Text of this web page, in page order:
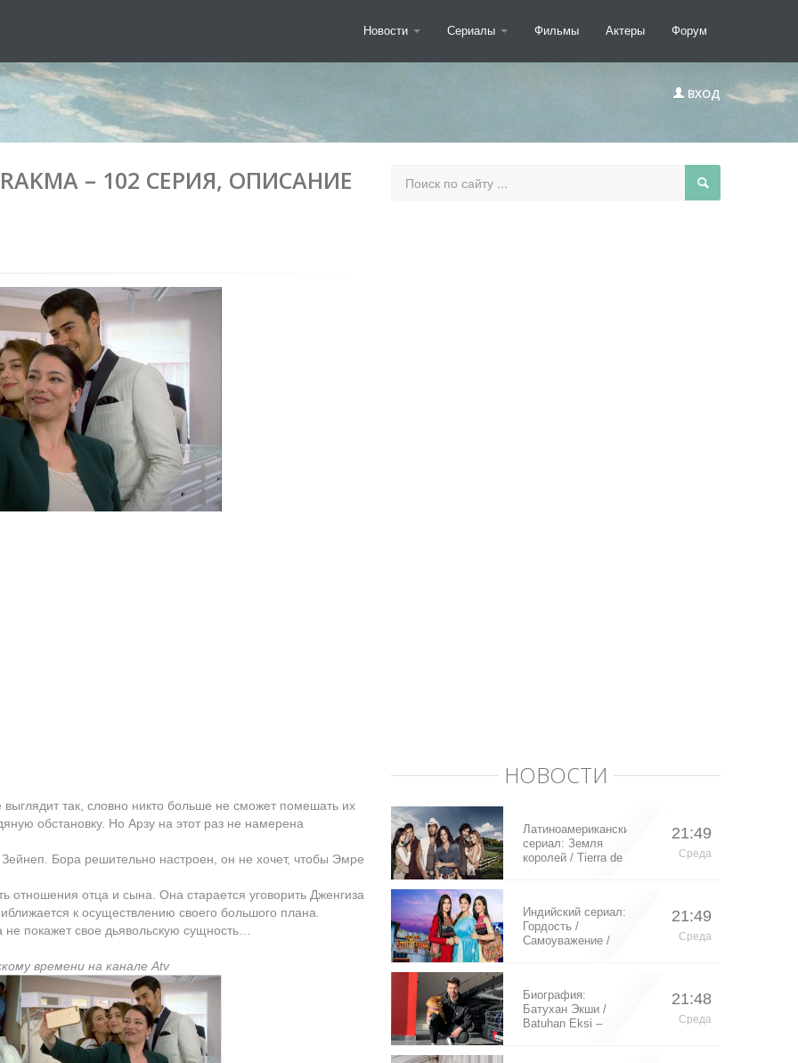
Новости Сериалы Фильмы Актеры Форум
ВХОД
– 102 СЕРИЯ, ОПИСАНИЕ
так, словно никто больше не сможет помешать их
обстановку. Но Арзу на этот раз не намерена
Бора решительно настроен, он не хочет, чтобы Эмре
отношения отца и сына. Она старается уговорить Дженгиза
к осуществлению своего большого плана.
покажет свое дьявольскую сущность…
времени на канале Atv
НОВОСТИ
Латиноамериканский
сериал: Земля
королей / Tierra de
21:49
Среда
Индийский сериал:
Гордость /
Самоуважение /
21:49
Среда
Биография:
Батухан Экши /
Batuhan Eksi –
21:48
Среда